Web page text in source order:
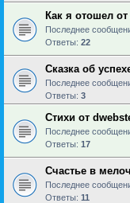
Как я отошел от
Последнее
Ответы: 22
Сказка об
Последнее
Ответы: 3
Стихи от
Последнее
Ответы: 17
Счастье в
Последнее
Ответы: 11